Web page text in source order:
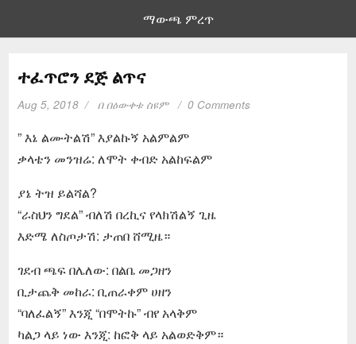
ማውጫ ምረጥ
ተፈጥሮን ደጅ ልጥና
Aug 5, 2018 በበዕውቀቱ ስዩም 0 Comments
” እኔ ልሙትልሽ” እያልኩኝ አልምልም
ቃላቴን መንዝሬ: ለሞት ቀብድ አልከፍልም
ያኔ ትዝ ይልሻል?
“ራስህን ግደል” ብለሽ በረኪና የላክሽልኝ ጊዜ
እድሜ ለስጦታሽ: ታጠበ ሸሚዜ።
ገደብ ጫፍ በሌለው: በልቤ መጋዘን
ቢታጨቅ መከራ: ቢጠራቀም ሀዘን
“ባለፈልኝ” እንጂ “በሞትኩ” ብየ አላቅም
ካልጋ ላይ ነው እንጂ: ከፎቅ ላይ አልወድቅም።